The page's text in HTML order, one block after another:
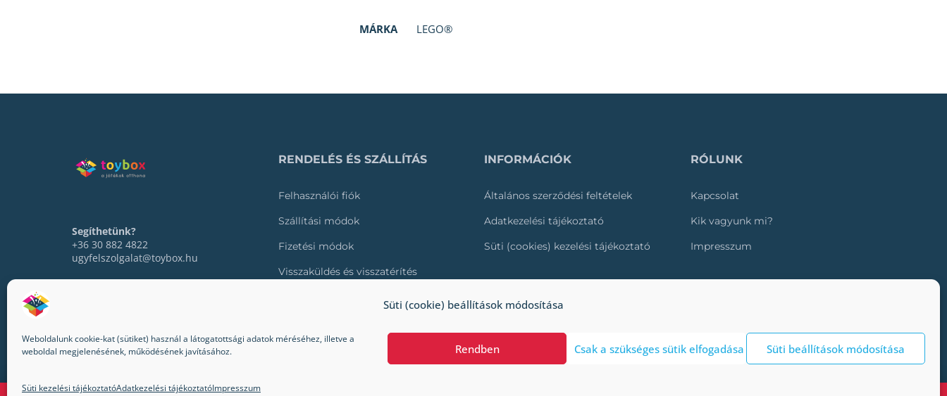
Süti (cookie) beállítások módosítása
Weboldalunk cookie-kat (sütiket) használ a látogatottsági adatok méréséhez, illetve a
weboldal megjelenésének, működésének javításához.
Rendben Csak a szükséges sütik elfogadása Süti beállítások módosítása
Süti kezelési tájékoztatóAdatkezelési tájékoztatóImpresszum
MÁRKA LEGO®
Segíthetünk?
+36 30 882 4822
ugyfelszolgalat@toybox.hu
RENDELÉS ÉS SZÁLLÍTÁS
Felhasználói fiók
Szállítási módok
Fizetési módok
Visszaküldés és visszatérítés
INFORMÁCIÓK
Általános szerződési feltételek
Adatkezelési tájékoztató
Süti (cookies) kezelési tájékoztató
RÓLUNK
Kapcsolat
Kik vagyunk mi?
Impresszum